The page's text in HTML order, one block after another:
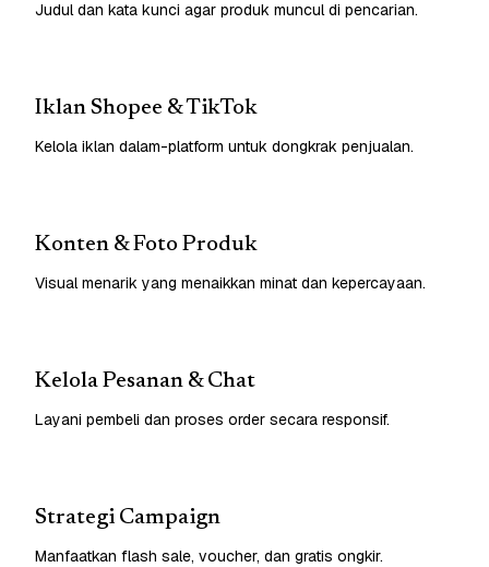
Judul dan kata kunci agar produk muncul di pencarian.
Iklan Shopee & TikTok
Kelola iklan dalam-platform untuk dongkrak penjualan.
Konten & Foto Produk
Visual menarik yang menaikkan minat dan kepercayaan.
Kelola Pesanan & Chat
Layani pembeli dan proses order secara responsif.
Strategi Campaign
Manfaatkan flash sale, voucher, dan gratis ongkir.